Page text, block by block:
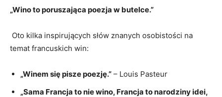
„Wino to poruszająca poezja w butelce.”
‍ Oto kilka inspirujących słów znanych osobistości ⁢na
temat francuskich win:
„Winem się pisze poezję.” – Louis Pasteur
„Sama⁢ Francja to nie wino,⁣ Francja to ⁤narodziny idei,